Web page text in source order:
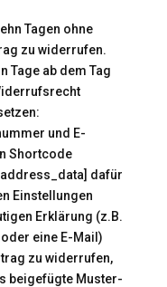
Tagen ohne
zu widerrufen.
Tage ab dem Tag
und E-
Shortcode
dafür
Einstellungen
Erklärung (z.B.
eine E-Mail)
zu widerrufen,
beigefügte Muster-